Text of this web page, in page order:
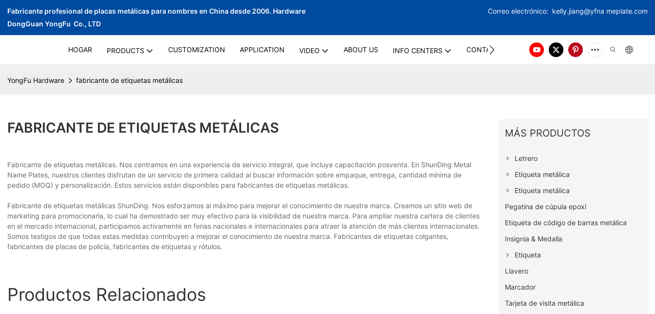
Fabricante profesional de placas metálicas para nombres en China desde 2006. Hardware
DongGuan YongFu Co., LTD
Correo electrónico: kelly.jiang@yfna meplate.com
HOGAR PRODUCTS CUSTOMIZATION APPLICATION VIDEO ABOUT US INFO CENTERS CONTACT US
YongFu Hardware fabricante de etiquetas metálicas
FABRICANTE DE ETIQUETAS METÁLICAS
Fabricante de etiquetas metálicas. Nos centramos en una experiencia de servicio integral, que incluye capacitación posventa. En ShunDing Metal
Name Plates, nuestros clientes disfrutan de un servicio de primera calidad al buscar información sobre empaque, entrega, cantidad mínima de
pedido (MOQ) y personalización. Estos servicios están disponibles para fabricantes de etiquetas metálicas.
Fabricante de etiquetas metálicas ShunDing. Nos esforzamos al máximo para mejorar el conocimiento de nuestra marca. Creamos un sitio web de
marketing para promocionarla, lo cual ha demostrado ser muy efectivo para la visibilidad de nuestra marca. Para ampliar nuestra cartera de clientes
en el mercado internacional, participamos activamente en ferias nacionales e internacionales para atraer la atención de más clientes internacionales.
Somos testigos de que todas estas medidas contribuyen a mejorar el conocimiento de nuestra marca. Fabricantes de etiquetas colgantes,
fabricantes de placas de policía, fabricantes de etiquetas y rótulos.
Productos Relacionados
MÁS PRODUCTOS
Letrero
Etiqueta metálica
Etiqueta metálica
Pegatina de cúpula epoxi
Etiqueta de código de barras metálica
Insignia & Medalla
Etiqueta
Llavero
Marcador
Tarjeta de visita metálica